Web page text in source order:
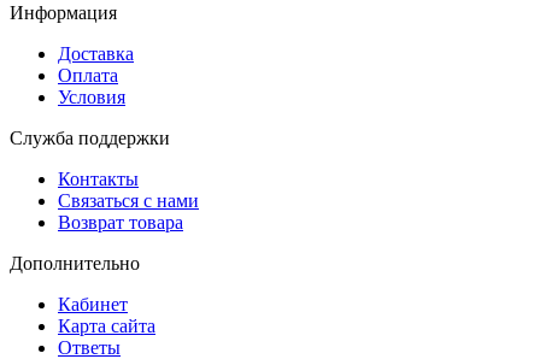
Информация
Доставка
Оплата
Условия
Служба поддержки
Контакты
Связаться с нами
Возврат товара
Дополнительно
Кабинет
Карта сайта
Ответы